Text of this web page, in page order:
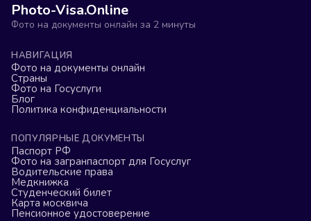
Photo-Visa.Online
Фото на документы онлайн за 2 минуты
НАВИГАЦИЯ
Фото на документы онлайн
Страны
Фото на Госуслуги
Блог
Политика конфиденциальности
ПОПУЛЯРНЫЕ ДОКУМЕНТЫ
Паспорт РФ
Фото на загранпаспорт для Госуслуг
Водительские права
Медкнижка
Студенческий билет
Карта москвича
Пенсионное удостоверение